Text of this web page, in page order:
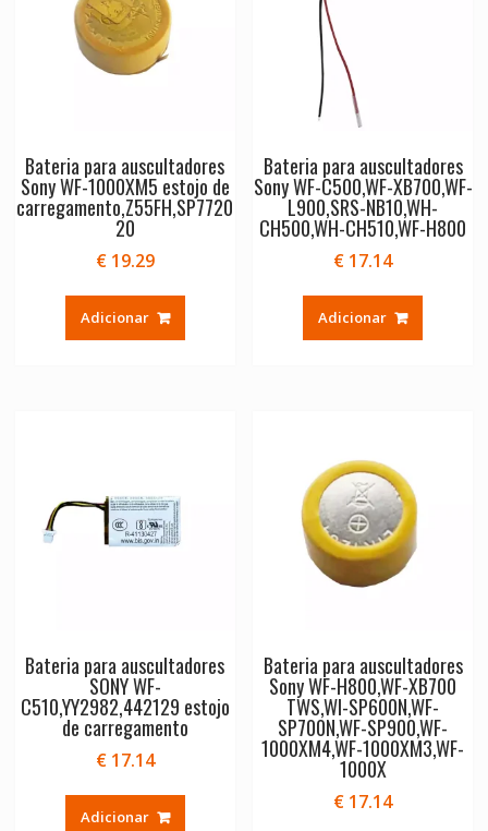
Bateria para auscultadores
Sony WF-1000XM5 estojo de
carregamento,Z55FH,SP7720
20
€19.29
Adicionar
Bateria para auscultadores
Sony WF-C500,WF-XB700,WF-
L900,SRS-NB10,WH-
CH500,WH-CH510,WF-H800
€ 17.14
Adicionar
Bateria para auscultadores
SONY WF-
C510,YY2982,442129 estojo
de carregamento
€17.14
Adicionar
Bateria para auscultadores
Sony WF-H800,WF-XB700
TWS,WI-SP600N,WF-
SP700N,WF-SP900,WF-
1000XM4,WF-1000XM3,WF-
1000X
€ 17.14